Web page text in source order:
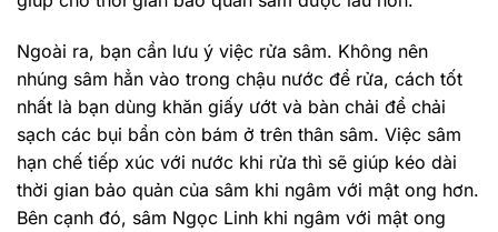
Ngoài ra, bạn cần lưu ý việc rửa sâm. Không nên
nhúng sâm hẳn vào trong chậu nước để rửa, cách tốt
nhất là bạn dùng khăn giấy ướt và bàn chải để chải
sạch các bụi bẩn còn bám ở trên thân sâm. Việc sâm
hạn chế tiếp xúc với nước khi rửa thì sẽ giúp kéo dài
thời gian bảo quản của sâm khi ngâm với mật ong hơn.
Bên cạnh đó, sâm Ngọc Linh khi ngâm với mật ong